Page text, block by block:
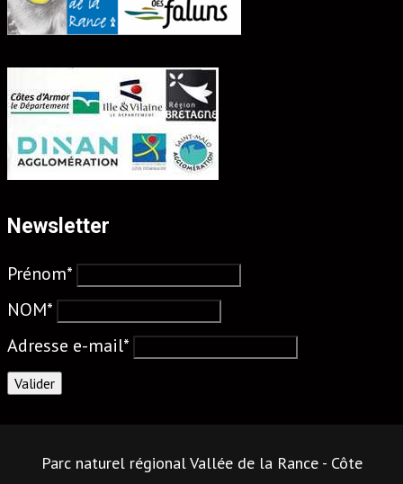
Newsletter
Prénom*
NOM*
Adresse e-mail*
Parc naturel régional Vallée de la Rance - Côte